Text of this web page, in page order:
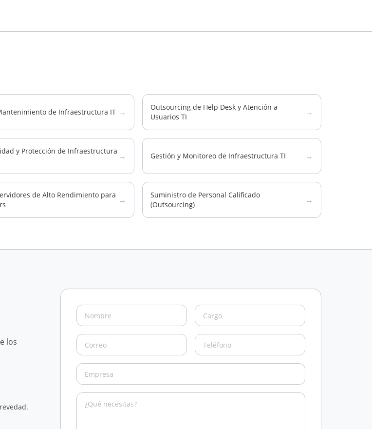
de Infraestructura IT →
Outsourcing de Help Desk y Atención a
Usuarios TI
→
y Protección de Infraestructura → Gestión y Monitoreo de Infraestructura TI →
de Alto Rendimiento para →
Suministro de Personal Calificado
(Outsourcing)
→
los